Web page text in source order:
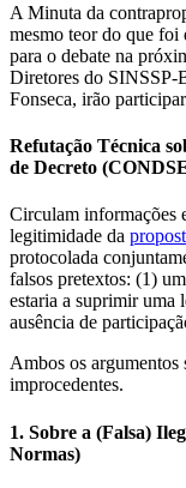
A Minuta da
mesmo teor do que foi
para o debate na
Diretores do SINSSP-
Fonseca, irão
Refutação Técnica
de Decreto
Circulam informações
legitimidade da
protocolada
falsos pretextos: (1)
estaria a suprimir uma
ausência de
Ambos os argumentos
improcedentes.
1. Sobre a (Falsa)
Normas)